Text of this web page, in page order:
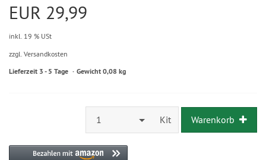
EUR 29,99
inkl. 19 % USt
zzgl. Versandkosten
Lieferzeit 3 - 5 Tage Gewicht 0,08 kg
1 Kit Warenkorb